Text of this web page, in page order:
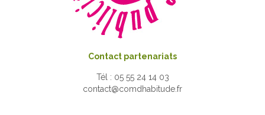
Contact partenariats
Tél : 05 55 24 14 03
contact@comdhabitude.fr